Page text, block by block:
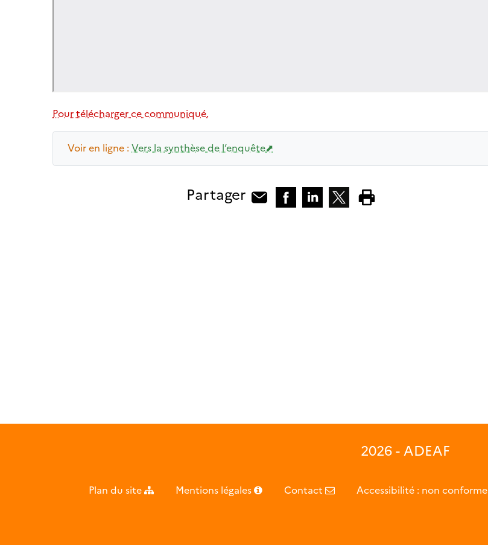
Pour télécharger ce communiqué.
Voir en ligne : Vers la synthèse de l’enquête
Partager
2026 - ADEAF
Plan du site Mentions légales Contact Accessibilité : non conforme